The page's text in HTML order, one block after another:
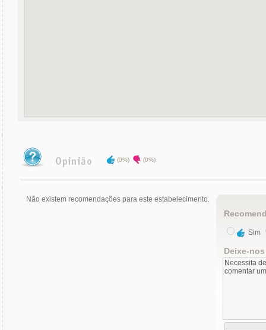
(0%) (0%)
Não existem recomendações para este estabelecimento.
Sim
Deixe-